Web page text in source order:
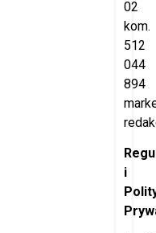
02
kom.
512
044
894
i